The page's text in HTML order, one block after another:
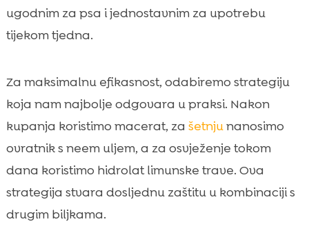
ugodnim za psa i jednostavnim za upotrebu
tijekom tjedna.
Za maksimalnu efikasnost, odabiremo strategiju
koja nam najbolje odgovara u praksi. Nakon
kupanja koristimo macerat, za šetnjunanosimo
ovratnik s neem uljem, a za osvježenje tokom
dana koristimo hidrolat limunske trave. Ova
strategija stvara dosljednu zaštitu u kombinaciji s
drugim biljkama.